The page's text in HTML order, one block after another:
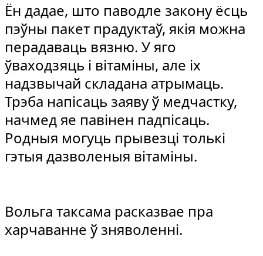
Ён дадае, што паводле закону ёсць
пэўны пакет прадуктаў, якія можна
перадаваць вязню. У яго
ўваходзяць і вітаміны, але іх
надзвычай складана атрымаць.
Трэба напісаць заяву ў медчастку,
начмед яе павінен падпісаць.
Родныя могуць прывезці толькі
гэтыя дазволеныя вітаміны.
Вольга таксама расказвае пра
харчаванне ў зняволенні.